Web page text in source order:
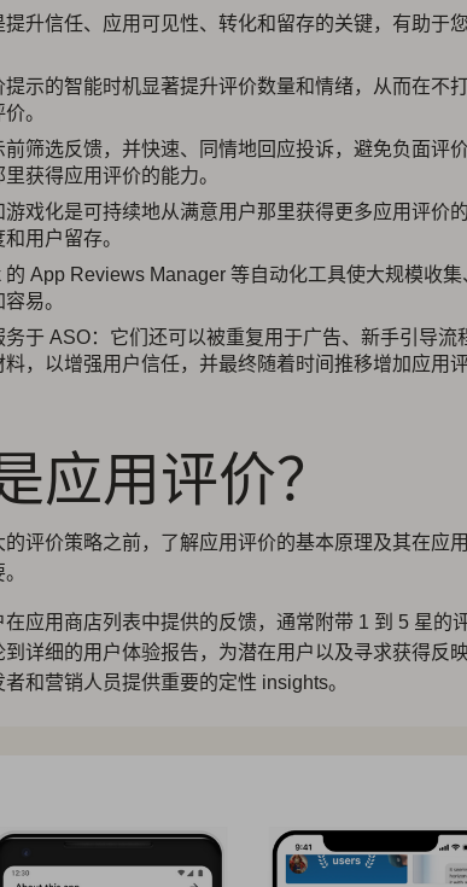
提升信任、应用可见性、转化和留存的关键，有助于
提示的智能时机显著提升评价数量和情绪，从而在不
。
前筛选反馈，并快速、同情地回应投诉，避免负面评
获得应用评价的能力。
游戏化是可持续地从满意用户那里获得更多应用评价
用户留存。
的 App Reviews Manager 等自动化工具使大规模收
易。
务于 ASO：它们还可以被重复用于广告、新手引导流
，以增强用户信任，并最终随着时间推移增加应用评
应用评价？
评价策略之前，了解应用评价的基本原理及其在应
在应用商店列表中提供的反馈，通常附带 1 到 5 星的
到详细的用户体验报告，为潜在用户以及寻求获得反
和营销人员提供重要的定性 insights。